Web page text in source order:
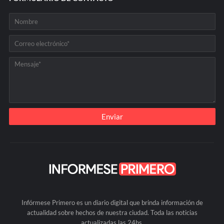
Infórmese Primero es un diario digital que brinda información de
actualidad sobre hechos de nuestra ciudad. Toda las noticias